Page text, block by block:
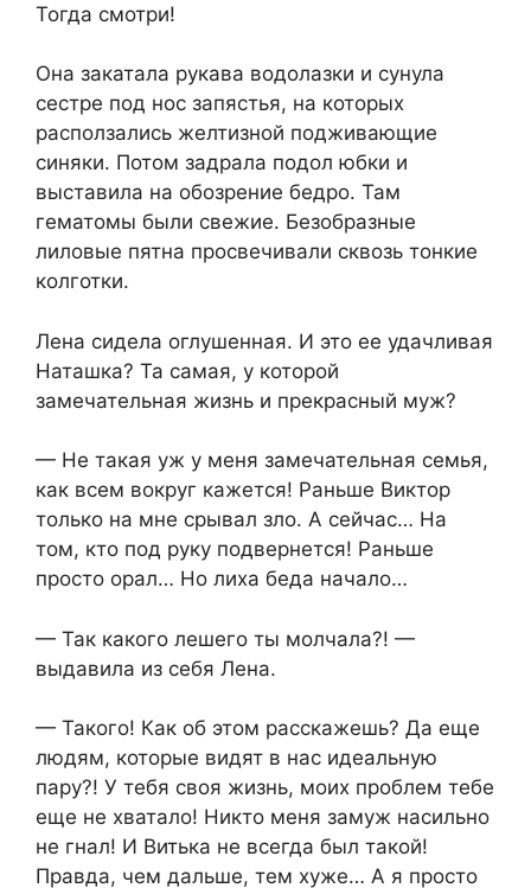
Тогда смотри!
Она закатала рукава водолазки и сунула
сестре под нос запястья, на которых
расползались желтизной подживающие
синяки. Потом задрала подол юбки и
выставила на обозрение бедро. Там
гематомы были свежие. Безобразные
лиловые пятна просвечивали сквозь тонкие
колготки.
Лена сидела оглушенная. И это ее удачливая
Наташка? Та самая, у которой
замечательная жизнь и прекрасный муж?
— Не такая уж у меня замечательная семья,
как всем вокруг кажется! Раньше Виктор
только на мне срывал зло. А сейчас… На
том, кто под руку подвернется! Раньше
просто орал… Но лиха беда начало…
— Так какого лешего ты молчала?! —
выдавила из себя Лена.
— Такого! Как об этом расскажешь? Да еще
людям, которые видят в нас идеальную
пару?! У тебя своя жизнь, моих проблем тебе
еще не хватало! Никто меня замуж насильно
не гнал! И Витька не всегда был такой!
Правда, чем дальше, тем хуже… А я просто